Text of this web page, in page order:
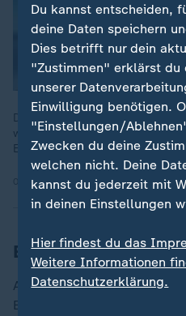
Der US-Truppenabzug
weniger - vielmehr aber das
Europa müsse diese
04.05.2026 | 7:02 min
EU sucht neue
Auch über eine mögliche
Einstimmigkeitsprinzips in
Du kannst entscheiden,
deine Daten speichern
Dies betrifft nur dein
"Zustimmen" erklärst du
unserer
Einwilligung benötigen.
"Einstellungen/
Zwecken du deine
welchen nicht. Deine
kannst du jederzeit mit
in deinen Einstellungen
Hier findest du das
Weitere Informationen
Datenschutzerklärung.